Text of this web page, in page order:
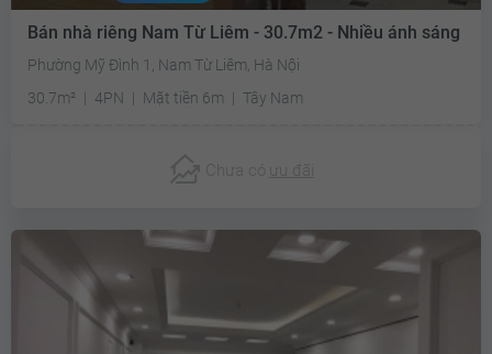
Bán nhà riêng Nam Từ Liêm - 30.7m2 - Nhiều ánh sáng
Phường Mỹ Đình 1, Nam Từ Liêm, Hà Nội
30.7m²
4PN Mặt tiền 6m Tây Nam
Chưa có ưu đãi